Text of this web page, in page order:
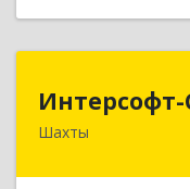
Интерсофт-
Шахты
346480,